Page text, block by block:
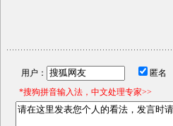
用户： 匿名
*搜狗拼音输入法，中文处理专家>>